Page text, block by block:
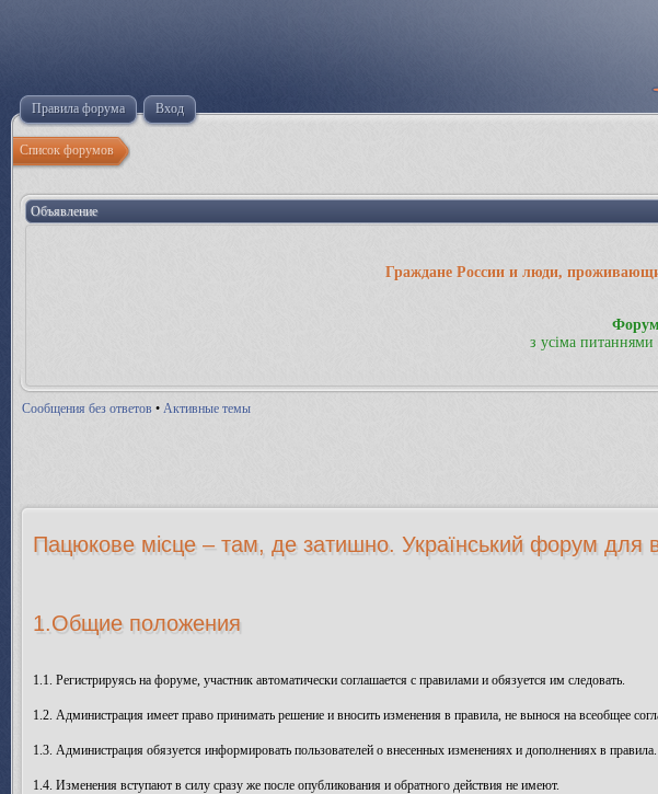
Правила форума Вход
Список форумов
Объявление
Граждане России и люди,
Форум
з усіма питаннями
Сообщения без ответов • Активные темы
Пацюкове місце – там, де затишно. Український форум для
1.Общие положения
1.1. Регистрируясь на форуме, участник автоматически соглашается с правилами и обязуется им следовать.
1.2. Администрация имеет право принимать решение и вносить изменения в правила, не вынося на всеобщее
1.3. Администрация обязуется информировать пользователей о внесенных изменениях и дополнениях в правила.
1.4. Изменения вступают в силу сразу же после опубликования и обратного действия не имеют.